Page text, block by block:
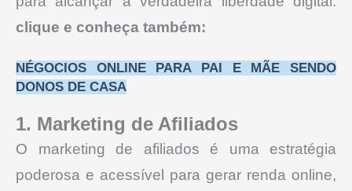
clique e conheça também:
NÉGOCIOS ONLINE PARA PAI E MÃE SENDO
DONOS DE CASA
1. Marketing de Afiliados
O marketing de afiliados é uma estratégia
poderosa e acessível para gerar renda online,